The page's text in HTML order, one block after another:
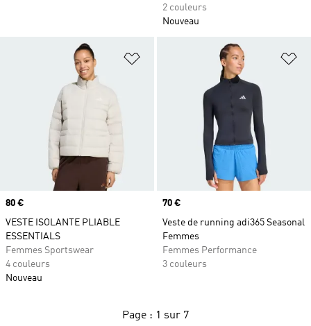
2 couleurs
Nouveau
Ajouter à la Liste de produits
Prix
80 €
VESTE ISOLANTE PLIABLE
ESSENTIALS
Femmes Sportswear
4 couleurs
Nouveau
Prix
70 €
Veste de running adi365 Seasonal
Femmes
Femmes Performance
3 couleurs
Page : 1 sur 7